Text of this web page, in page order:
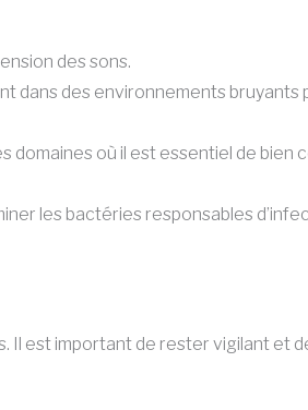
des sons.
dans des environnements bruyants
domaines où il est essentiel de bien
les bactéries responsables
Il est important de rester vigilant et